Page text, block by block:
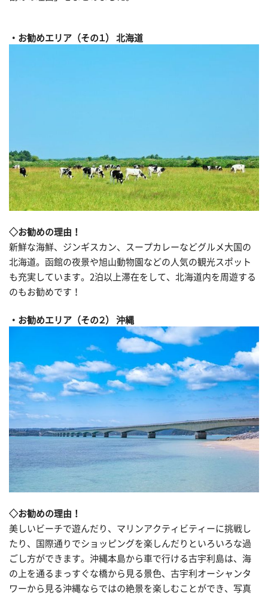
お勧めエリア（その１） 北海道
◇お勧めの理由！
新鮮な海鮮、ジンギスカン、スープカレーなどグルメ大国の
北海道。函館の夜景や旭山動物園などの人気の観光スポット
も充実しています。2泊以上滞在をして、北海道内を周遊する
のもお勧めです！
お勧めエリア（その２） 沖縄
◇お勧めの理由！
美しいビーチで遊んだり、マリンアクティビティーに挑戦し
たり、国際通りでショッピングを楽しんだりといろいろな過
ごし方ができます。沖縄本島から車で行ける古宇利島は、海
の上を通るまっすぐな橋から見る景色、古宇利オーシャンタ
ワーから見る沖縄ならではの絶景を楽しむことができ、写真